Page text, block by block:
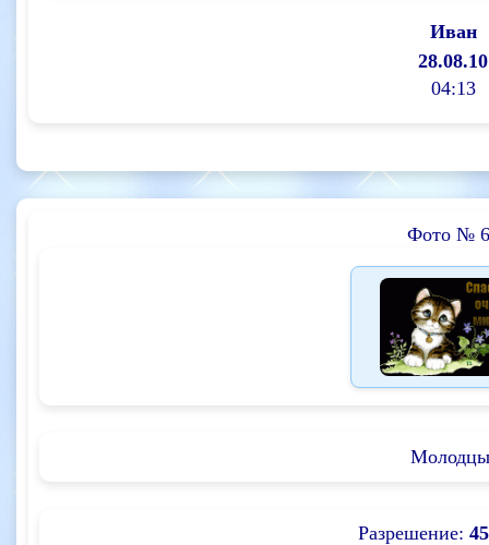
Иван
28.08.10
04:13
Фото №
Разрешение: